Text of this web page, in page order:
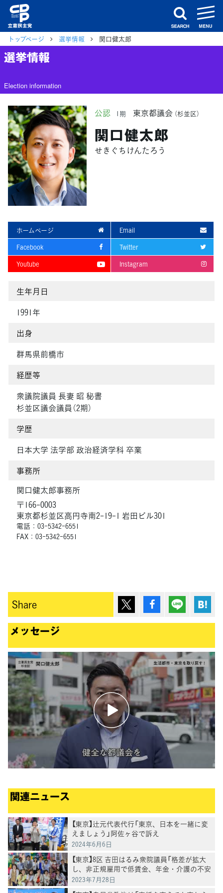
search
トップページ 選挙情報 関口健太郎
選挙情報
Election information
公認 1期 東京都議会 （杉並区）
関口健太郎
せきぐちけんたろう
ホームページ
Email
Facebook
Twitter
Youtube
Instagram
生年月日
1991年
出身
群馬県前橋市
経歴等
衆議院議員 長妻 昭 秘書
杉並区議会議員（2期）
学歴
日本大学 法学部 政治経済学科 卒業
事務所
関口健太郎事務所
〒166-0003
東京都杉並区高円寺南2-19-1 岩田ビル301
電話：03-5342-6551
FAX：03-5342-6551
Share ポスト シェア Lineで送
メッセージ
関連ニュース
【東京】辻元代表代行「東京、日本を一緒に変
えましょう」阿佐ヶ谷で訴え
2024年6月6日
【東京】8区 吉田はるみ衆院議員「格差が拡大
し、非正規雇用で低賃金、年金・介護の不安
で苦しむ方がいる社会構造を本気で変えなけ
2023年7月28日